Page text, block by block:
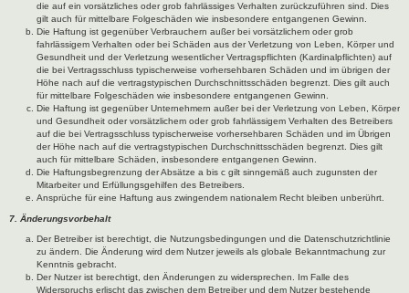
die auf ein vorsätzliches oder grob fahrlässiges Verhalten zurückzuführen sind. Dies
gilt auch für mittelbare Folgeschäden wie insbesondere entgangenen Gewinn.
Die Haftung ist gegenüber Verbrauchern außer bei vorsätzlichem oder grob
fahrlässigem Verhalten oder bei Schäden aus der Verletzung von Leben, Körper und
Gesundheit und der Verletzung wesentlicher Vertragspflichten (Kardinalpflichten) auf
die bei Vertragsschluss typischerweise vorhersehbaren Schäden und im übrigen der
Höhe nach auf die vertragstypischen Durchschnittsschäden begrenzt. Dies gilt auch
für mittelbare Folgeschäden wie insbesondere entgangenen Gewinn.
Die Haftung ist gegenüber Unternehmern außer bei der Verletzung von Leben, Körper
und Gesundheit oder vorsätzlichem oder grob fahrlässigem Verhalten des Betreibers
auf die bei Vertragsschluss typischerweise vorhersehbaren Schäden und im Übrigen
der Höhe nach auf die vertragstypischen Durchschnittsschäden begrenzt. Dies gilt
auch für mittelbare Schäden, insbesondere entgangenen Gewinn.
Die Haftungsbegrenzung der Absätze a bis c gilt sinngemäß auch zugunsten der
Mitarbeiter und Erfüllungsgehilfen des Betreibers.
Ansprüche für eine Haftung aus zwingendem nationalem Recht bleiben unberührt.
7. Änderungsvorbehalt
Der Betreiber ist berechtigt, die Nutzungsbedingungen und die Datenschutzrichtlinie
zu ändern. Die Änderung wird dem Nutzer jeweils als globale Bekanntmachung zur
Kenntnis gebracht.
Der Nutzer ist berechtigt, den Änderungen zu widersprechen. Im Falle des
Widerspruchs erlischt das zwischen dem Betreiber und dem Nutzer bestehende